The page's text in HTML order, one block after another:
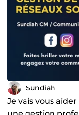
Sundiah
Je vais vous